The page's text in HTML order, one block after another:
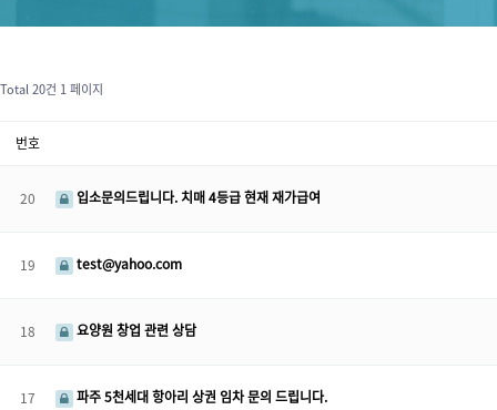
Total 20건 1 페이지
번호
20 입소문의드립니다. 치매 4등급 현재 재가급여
19 test@yahoo.com
18 요양원 창업 관련 상담
17 파주 5천세대 항아리 상권 임차 문의 드립니다.